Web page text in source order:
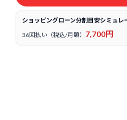
ショッピングローン分割目安シミュレ
36回払い（税込/月額） 7,700円